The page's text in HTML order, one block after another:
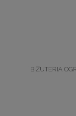
BIŻUTERIA